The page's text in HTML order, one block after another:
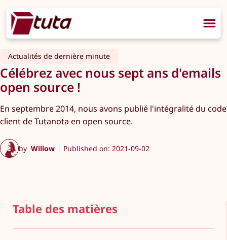
Actualités de dernière minute
Célébrez avec nous sept ans d'emails
open source !
En septembre 2014, nous avons publié l'intégralité du code
client de Tutanota en open source.
by Willow Published on: 2021-09-02
Table des matières